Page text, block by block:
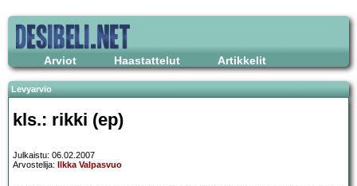
Arviot Haastattelut Artikkelit
Levyarvio
kls.: rikki (ep)
Julkaistu: 06.02.2007
Arvostelija:
Ilkka Valpasvuo